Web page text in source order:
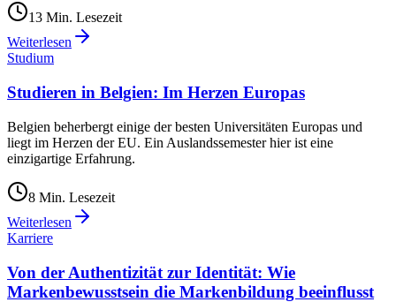
13 Min. Lesezeit
Weiterlesen
Studium
Studieren in Belgien: Im Herzen Europas
Belgien beherbergt einige der besten Universitäten Europas und
liegt im Herzen der EU. Ein Auslandssemester hier ist eine
einzigartige Erfahrung.
8 Min. Lesezeit
Weiterlesen
Karriere
Von der Authentizität zur Identität: Wie
Markenbewusstsein die Markenbildung beeinflusst